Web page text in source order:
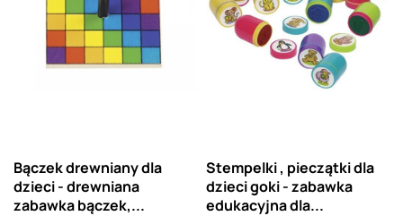
Bączek drewniany dla
dzieci - drewniana
zabawka bączek,...
Stempelki , pieczątki dla
dzieci goki - zabawka
edukacyjna dla...